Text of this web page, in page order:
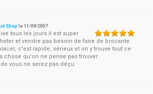
Ebay le11/09/2007
tous les jours il est super
et vendre pas besoin de faire de brocante
c'est rapide, sérieux et on y trouve tout ce
chose qu'on ne pense pas trouver
vous ne serez pas déçu